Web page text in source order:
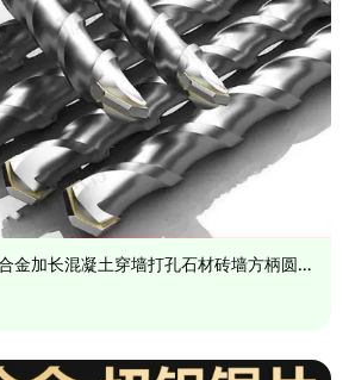
金加长混凝土穿墙打孔石材砖墙方柄圆柄